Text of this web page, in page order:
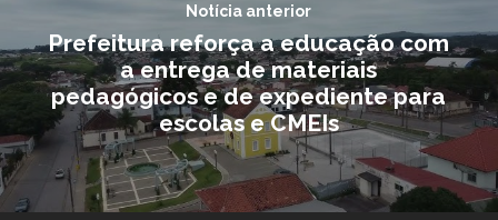
Notícia anterior
Prefeitura reforça a educação com
a entrega de materiais
pedagógicos e de expediente para
escolas e CMEIs